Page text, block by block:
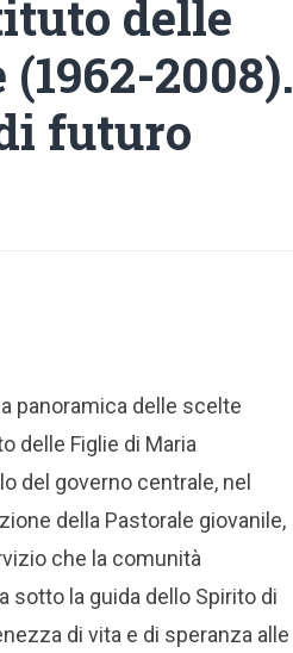
delle
2008).
futuro
panoramica delle scelte
delle Figlie di Maria
del governo centrale, nel
della Pastorale giovanile,
che la comunità
sotto la guida dello Spirito di
di vita e di speranza alle